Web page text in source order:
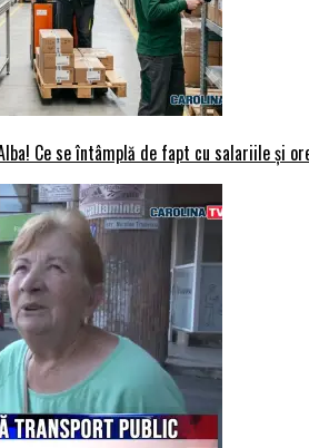
Ce se întâmplă de fapt cu salariile și